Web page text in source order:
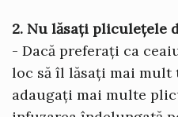
2. Nu lăsați pliculețele
- Dacă preferați ca
loc să îl lăsați mai mult
adaugați mai multe